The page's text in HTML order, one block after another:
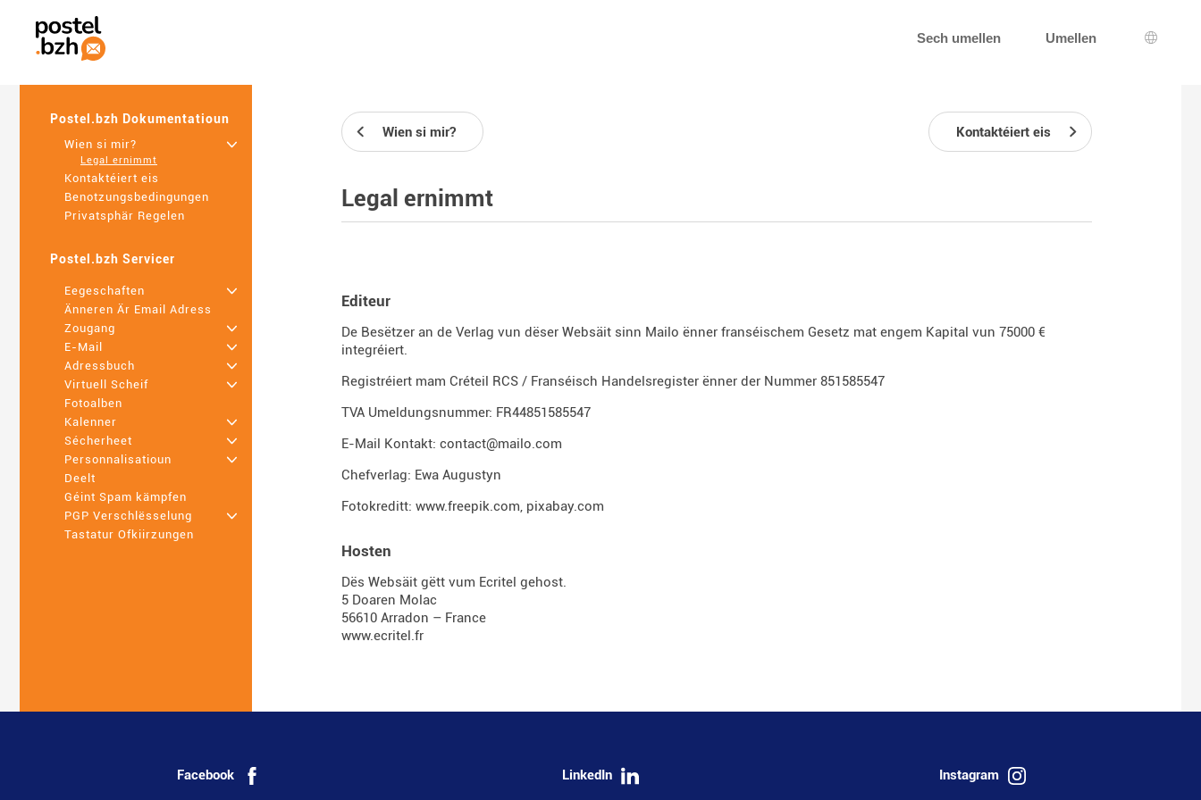
Sech umellen Umellen
Postel.bzh Dokumentatioun
Wien si mir? +
Legal ernimmt
Kontaktéiert eis
Benotzungsbedingungen
Privatsphär Regelen
Postel.bzh Servicer
Eegeschaften
+
Änneren Är Email Adress
Zougang
+
E-Mail
+
Adressbuch
+
Virtuell Scheif
+
Fotoalben
Kalenner
+
Sécherheet
+
Personnalisatioun
+
Deelt
Géint Spam kämpfen
PGP Verschlësselung
+
Tastatur Ofkiirzungen
Wien si mir? Kontaktéiert eis
Legal ernimmt
Editeur
De Besëtzer an de Verlag vun dëser Websäit sinn Mailo ënner franséischem Gesetz mat engem Kapital vun 75000 €
integréiert.
Registréiert mam Créteil RCS / Franséisch Handelsregister ënner der Nummer 851585547
TVA Umeldungsnummer: FR44851585547
E-Mail Kontakt: contact@mailo.com
Chefverlag: Ewa Augustyn
Fotokreditt: www.freepik.com, pixabay.com
Hosten
Dës Websäit gëtt vum Ecritel gehost.
5 Doaren Molac
56610 Arradon – France
www.ecritel.fr
Facebook LinkedIn Instagram